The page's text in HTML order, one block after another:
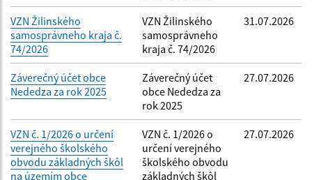
VZN Žilinského
samosprávneho kraja č.
74/2026
VZN Žilinského
samosprávneho
kraja č. 74/2026
31.07.2026
Záverečný účet obce
Nededza za rok 2025
Záverečný účet
obce Nededza za
rok 2025
27.07.2026
VZN č. 1/2026 o určení
verejného školského
obvodu základných škôl
na územím obce
VZN č. 1/2026 o
určení verejného
školského obvodu
základných škôl
27.07.2026